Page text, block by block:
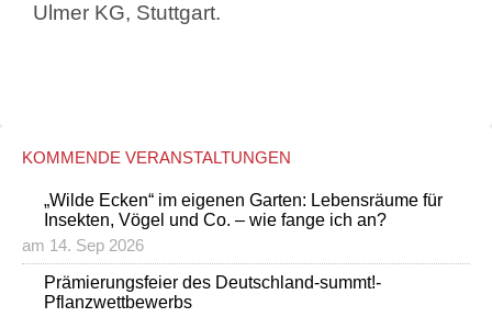
Ulmer KG, Stuttgart.
KOMMENDE VERANSTALTUNGEN
„Wilde Ecken“ im eigenen Garten: Lebensräume für
Insekten, Vögel und Co. – wie fange ich an?
am 14. Sep 2026
Prämierungsfeier des Deutschland-summt!-
Pflanzwettbewerbs